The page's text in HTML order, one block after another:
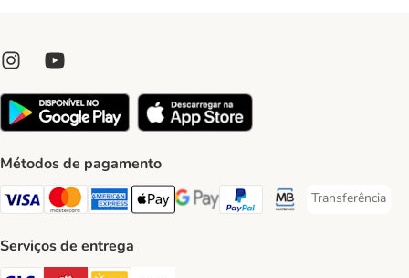
Métodos de pagamento
Visa Payment Method
Mastercard Payment Method
American Express Payment Method
Apple Pay Payment Method
Google Pay Payment Method
PayPal Payment Method
Multibanco Payment
Transferência
Transferência
Serviços de entrega